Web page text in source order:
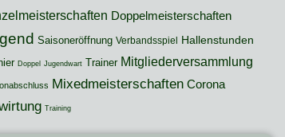
Doppelmeisterschaften
Saisoneröffnung Verbandsspiel Hallenstunden
Doppel Jugendwart Trainer Mitgliederversammlung
Mixedmeisterschaften Corona
Training